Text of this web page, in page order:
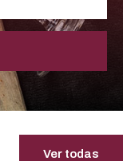
Ver todas